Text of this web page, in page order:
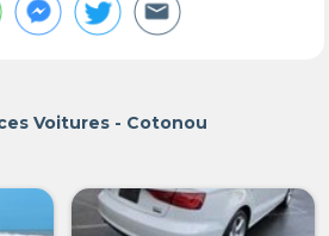
Voitures - Cotonou